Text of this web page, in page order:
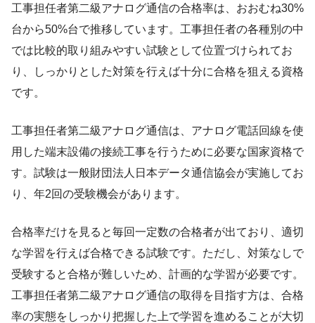
工事担任者第二級アナログ通信の合格率は、おおむね30%
台から50%台で推移しています。工事担任者の各種別の中
では比較的取り組みやすい試験として位置づけられてお
り、しっかりとした対策を行えば十分に合格を狙える資格
です。
工事担任者第二級アナログ通信は、アナログ電話回線を使
用した端末設備の接続工事を行うために必要な国家資格で
す。試験は一般財団法人日本データ通信協会が実施してお
り、年2回の受験機会があります。
合格率だけを見ると毎回一定数の合格者が出ており、適切
な学習を行えば合格できる試験です。ただし、対策なしで
受験すると合格が難しいため、計画的な学習が必要です。
工事担任者第二級アナログ通信の取得を目指す方は、合格
率の実態をしっかり把握した上で学習を進めることが大切